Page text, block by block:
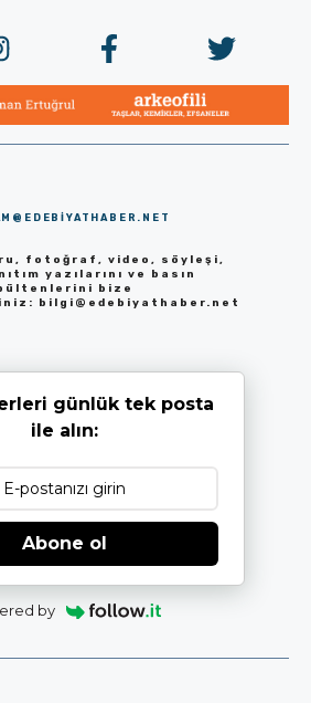
fotoğraf, video, söyleşi,
yazılarını ve basın
bize
bilgi@edebiyathaber.net
günlük tek posta
ile alın:
Abone ol
by